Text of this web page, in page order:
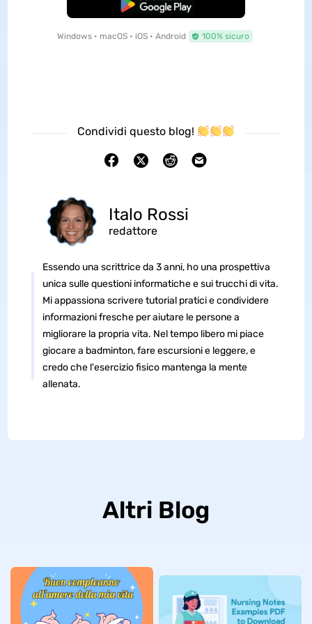
Download Gratis
Windows • macOS • iOS • Android 100% sicuro
Condividi questo blog!
Italo Rossi
redattore
Essendo una scrittrice da 3 anni, ho una prospettiva
unica sulle questioni informatiche e sui trucchi di vita.
Mi appassiona scrivere tutorial pratici e condividere
informazioni fresche per aiutare le persone a
migliorare la propria vita. Nel tempo libero mi piace
giocare a badminton, fare escursioni e leggere, e
credo che l'esercizio fisico mantenga la mente
allenata.
Altri Blog